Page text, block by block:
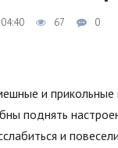
67 0
и прикольные
поднять
и